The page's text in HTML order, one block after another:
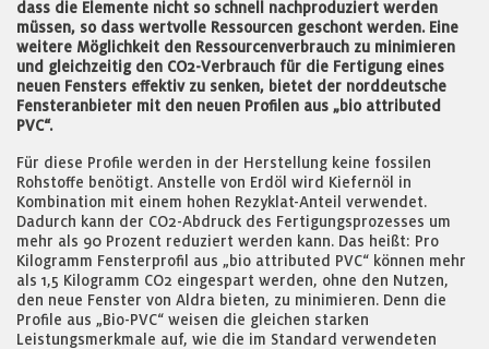
dass die Elemente nicht so schnell nachproduziert werden
müssen, so dass wertvolle Ressourcen geschont werden. Eine
weitere Möglichkeit den Ressourcenverbrauch zu minimieren
und gleichzeitig den CO2-Verbrauch für die Fertigung eines
neuen Fensters effektiv zu senken, bietet der norddeutsche
Fensteranbieter mit den neuen Profilen aus „bio attributed
PVC“.
Für diese Profile werden in der Herstellung keine fossilen
Rohstoffe benötigt. Anstelle von Erdöl wird Kiefernöl in
Kombination mit einem hohen Rezyklat-Anteil verwendet.
Dadurch kann der CO2-Abdruck des Fertigungsprozesses um
mehr als 90 Prozent reduziert werden kann. Das heißt: Pro
Kilogramm Fensterprofil aus „bio attributed PVC“ können mehr
als 1,5 Kilogramm CO2 eingespart werden, ohne den Nutzen,
den neue Fenster von Aldra bieten, zu minimieren. Denn die
Profile aus „Bio-PVC“ weisen die gleichen starken
Leistungsmerkmale auf, wie die im Standard verwendeten